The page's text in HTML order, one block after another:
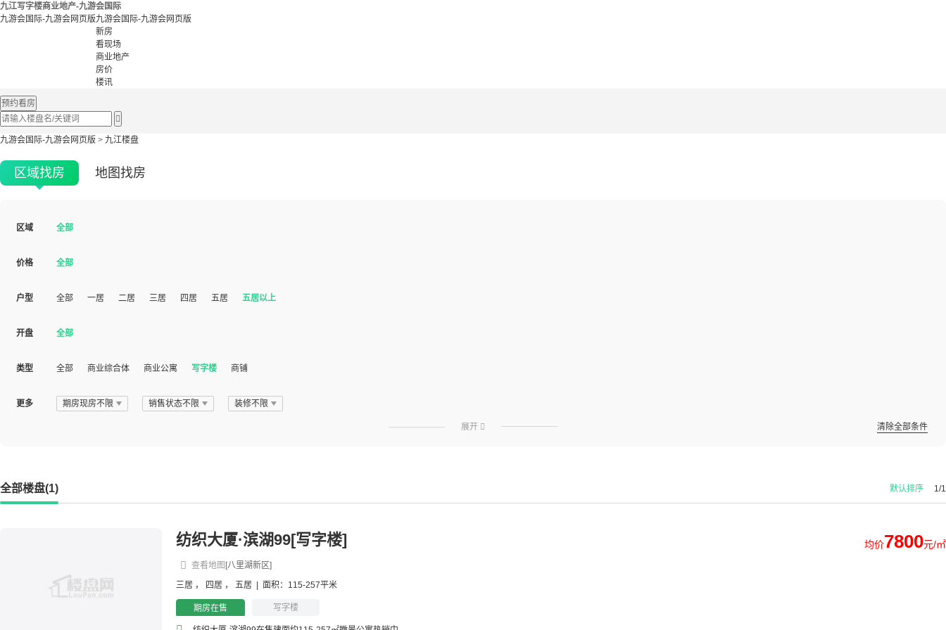
九江写字楼商业地产-九游会国际
九游会国际-九游会网页版九游会国际-九游会网页版
新房
看现场
商业地产
房价
楼讯
预约看房

九游会国际-九游会网页版 > 九江楼盘
区域找房 地图找房
区域 全部
价格 全部
户型 全部 一居 二居 三居 四居 五居 五居以上
开盘 全部
类型 全部 商业综合体 商业公寓 写字楼 商铺
更多 期房现房不限 销售状态不限 装修不限
展开  清除全部条件
全部楼盘(1) 1/1
默认排序
纺织大厦·滨湖99[写字楼]
[八里湖新区]
查看地图
三居 ， 四居 ， 五居 面积：115-257平米
期房在售 写字楼
均价7800元/㎡